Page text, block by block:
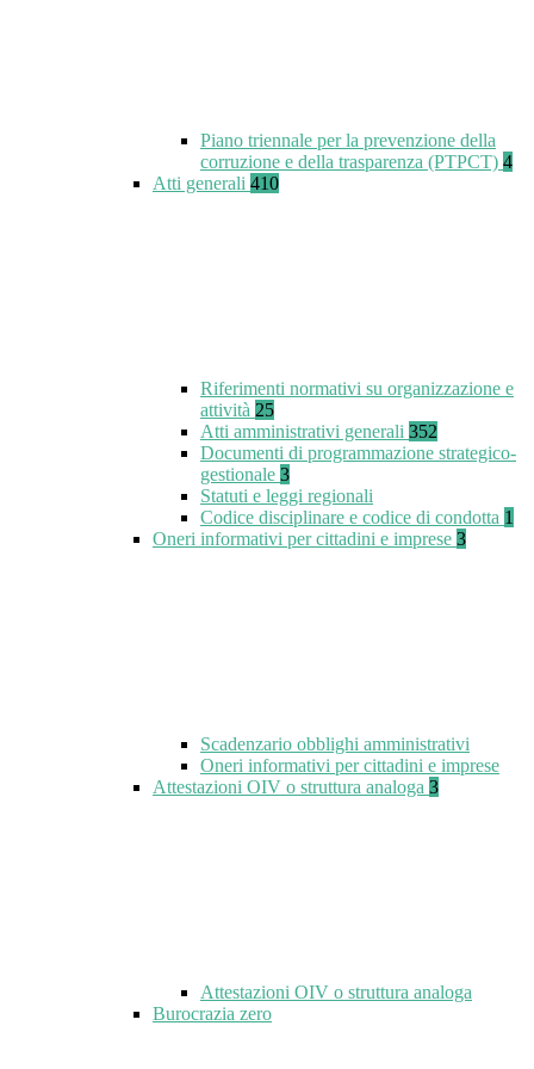
Piano triennale per la prevenzione della
corruzione e della trasparenza (PTPCT) 4
Atti generali 410
Riferimenti normativi su organizzazione e
attività 25
Atti amministrativi generali 352
Documenti di programmazione strategico-
gestionale 3
Statuti e leggi regionali
Codice disciplinare e codice di condotta 1
Oneri informativi per cittadini e imprese 3
Scadenzario obblighi amministrativi
Oneri informativi per cittadini e imprese
Attestazioni OIV o struttura analoga 3
Attestazioni OIV o struttura analoga
Burocrazia zero